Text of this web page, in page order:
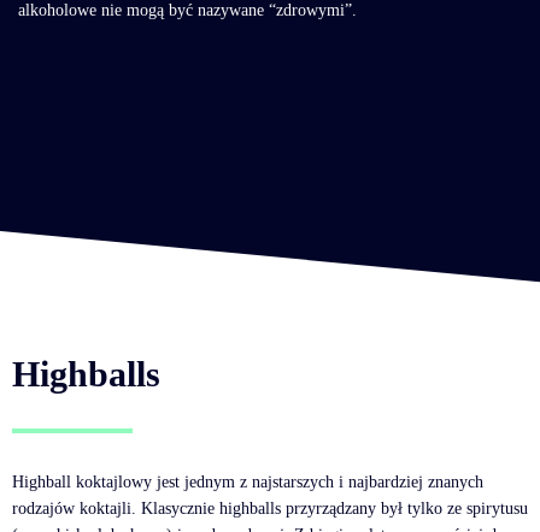
alkoholowe nie mogą być nazywane “zdrowymi”.
Highballs
Highball koktajlowy jest jednym z najstarszych i najbardziej znanych
rodzajów koktajli. Klasycznie highballs przyrządzany był tylko ze spirytusu